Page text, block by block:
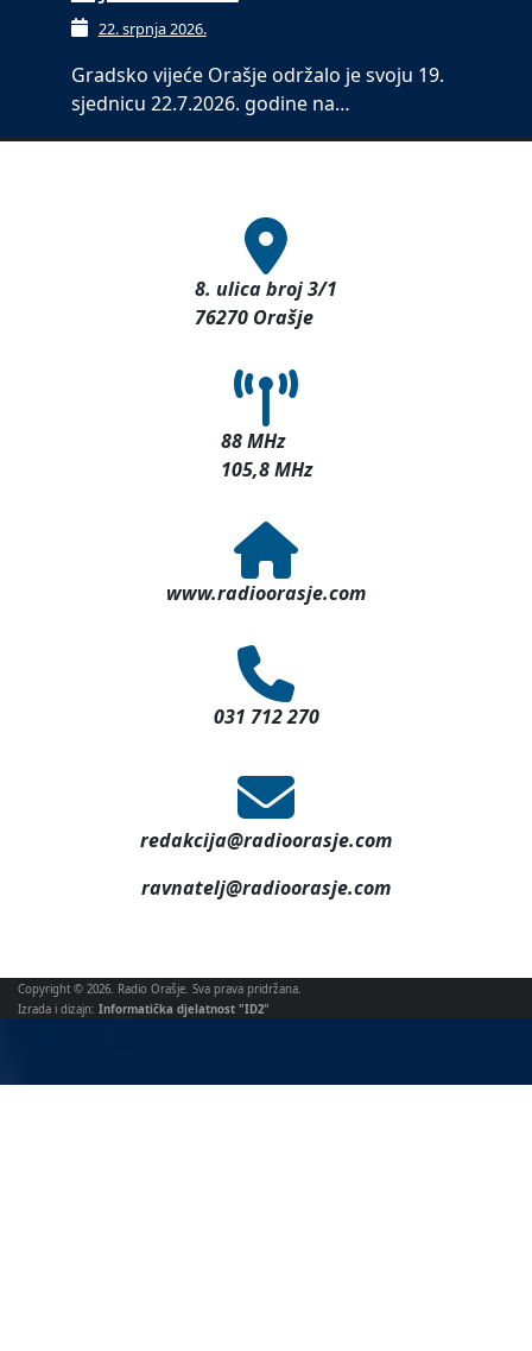
22. srpnja 2026.
Gradsko vijeće Orašje održalo je svoju 19.
sjednicu 22.7.2026. godine na…
8. ulica broj 3/1
76270 Orašje
88 MHz
105,8 MHz
www.radioorasje.com
031 712 270
redakcija@radioorasje.com
ravnatelj@radioorasje.com
Copyright © 2026. Radio Orašje. Sva prava pridržana.
Izrada i dizajn: Informatička djelatnost "ID2"